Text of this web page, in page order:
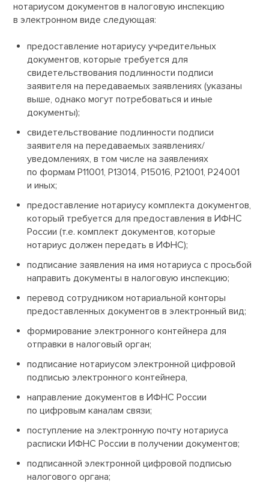
нотариусом документов в налоговую инспекцию
в электронном виде следующая:
предоставление нотариусу учредительных
документов, которые требуется для
свидетельствования подлинности подписи
заявителя на передаваемых заявлениях (указаны
выше, однако могут потребоваться и иные
документы);
свидетельствование подлинности подписи
заявителя на передаваемых заявлениях/
уведомлениях, в том числе на заявлениях
по формам Р11001, Р13014, Р15016, Р21001, Р24001
и иных;
предоставление нотариусу комплекта документов,
который требуется для предоставления в ИФНС
России (т.е. комплект документов, которые
нотариус должен передать в ИФНС);
подписание заявления на имя нотариуса с просьбой
направить документы в налоговую инспекцию;
перевод сотрудником нотариальной конторы
предоставленных документов в электронный вид;
формирование электронного контейнера для
отправки в налоговый орган;
подписание нотариусом электронной цифровой
подписью электронного контейнера,
направление документов в ИФНС России
по цифровым каналам связи;
поступление на электронную почту нотариуса
расписки ИФНС России в получении документов;
подписанной электронной цифровой подписью
налогового органа;